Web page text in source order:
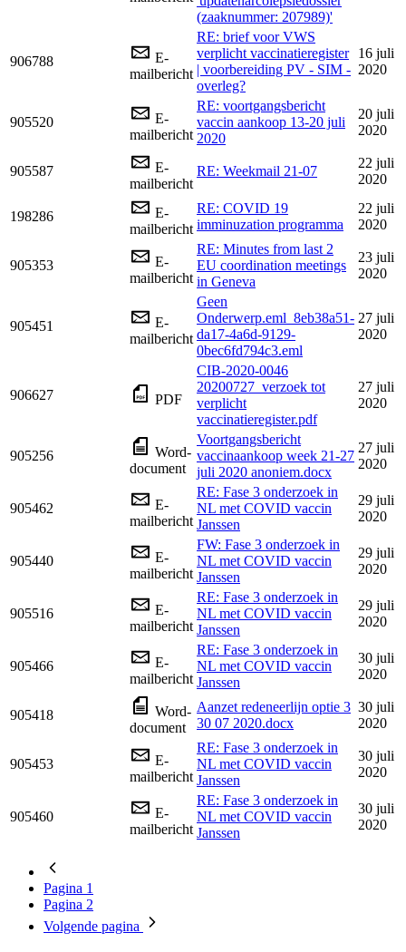
(zaaknummer: 207989)'
906788
E-
mailbericht
RE: brief voor VWS
verplicht vaccinatieregister
| voorbereiding PV - SIM -
overleg?
16 juli
2020
905520
E-
mailbericht
RE: voortgangsbericht
vaccin aankoop 13-20 juli
2020
20 juli
2020
905587
E-
mailbericht
RE: Weekmail 21-07
22 juli
2020
198286
E-
mailbericht
RE: COVID 19
imminuzation programma
22 juli
2020
905353
E-
mailbericht
RE: Minutes from last 2
EU coordination meetings
in Geneva
23 juli
2020
905451
E-
mailbericht
Geen
Onderwerp.eml_8eb38a51-
da17-4a6d-9129-
0bec6fd794c3.eml
27 juli
2020
906627 PDF
CIB-2020-0046
20200727_verzoek tot
verplicht
vaccinatieregister.pdf
27 juli
2020
905256
Word-
document
Voortgangsbericht
vaccinaankoop week 21-27
juli 2020 anoniem.docx
27 juli
2020
905462
E-
mailbericht
RE: Fase 3 onderzoek in
NL met COVID vaccin
Janssen
29 juli
2020
905440
E-
mailbericht
FW: Fase 3 onderzoek in
NL met COVID vaccin
Janssen
29 juli
2020
905516
E-
mailbericht
RE: Fase 3 onderzoek in
NL met COVID vaccin
Janssen
29 juli
2020
905466
E-
mailbericht
RE: Fase 3 onderzoek in
NL met COVID vaccin
Janssen
30 juli
2020
905418
Word-
document
Aanzet redeneerlijn optie 3
30 07 2020.docx
30 juli
2020
905453
E-
mailbericht
RE: Fase 3 onderzoek in
NL met COVID vaccin
Janssen
30 juli
2020
905460
E-
mailbericht
RE: Fase 3 onderzoek in
NL met COVID vaccin
Janssen
30 juli
2020
Pagina 1
Pagina 2
Volgende pagina